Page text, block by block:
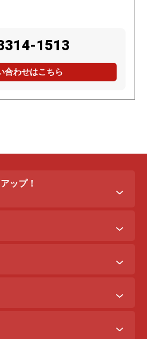
1513
合わせはこちら
ップ！
イング